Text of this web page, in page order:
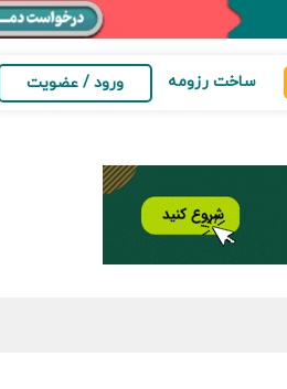
ساخت رزومه ورود / عضویت